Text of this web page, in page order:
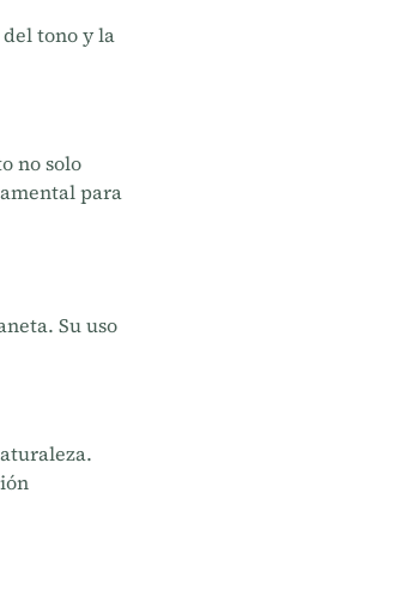
tono y la
no solo
para
Su uso